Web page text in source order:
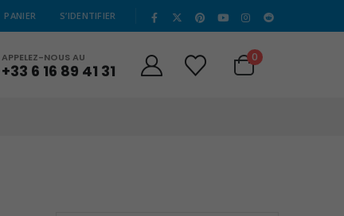
PANIER S’IDENTIFIER
APPELEZ-NOUS AU
+33 6 16 89 41 31
0